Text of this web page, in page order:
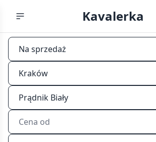
Kavalerka
sprzedaż
Prądnik
Na sprzedaż
Kraków
Prądnik Biały
Cena od